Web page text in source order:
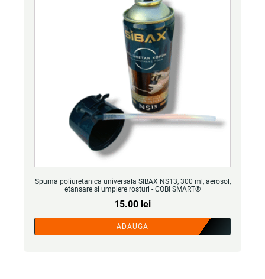
Spuma poliuretanica universala SIBAX NS13, 300 ml, aerosol,
etansare si umplere rosturi - COBI SMART®
15.00 lei
ADAUGA